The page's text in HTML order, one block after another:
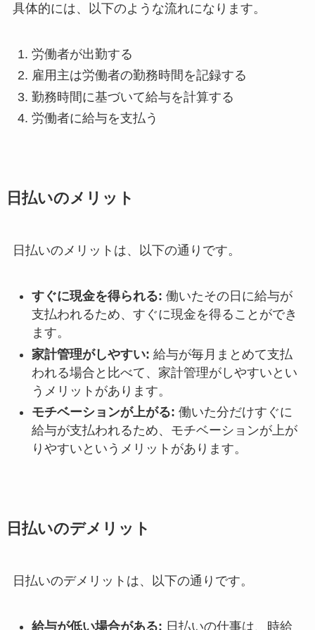
具体的には、以下のような流れになります。
労働者が出勤する
雇用主は労働者の勤務時間を記録する
勤務時間に基づいて給与を計算する
労働者に給与を支払う
日払いのメリット
日払いのメリットは、以下の通りです。
すぐに現金を得られる: 働いたその日に給与が
支払われるため、すぐに現金を得ることができ
ます。
家計管理がしやすい: 給与が毎月まとめて支払
われる場合と比べて、家計管理がしやすいとい
うメリットがあります。
モチベーションが上がる: 働いた分だけすぐに
給与が支払われるため、モチベーションが上が
りやすいというメリットがあります。
日払いのデメリット
日払いのデメリットは、以下の通りです。
給与が低い場合がある: 日払いの仕事は、時給